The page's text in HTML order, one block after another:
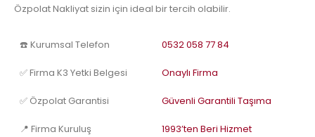
Özpolat Nakliyat sizin için ideal bir tercih olabilir.
☎️ Kurumsal Telefon 0532 058 77 84
✅ Firma K3 Yetki Belgesi Onaylı Firma
✅ Özpolat Garantisi Güvenli Garantili Taşıma
📍 Firma Kuruluş 1993’ten Beri Hizmet